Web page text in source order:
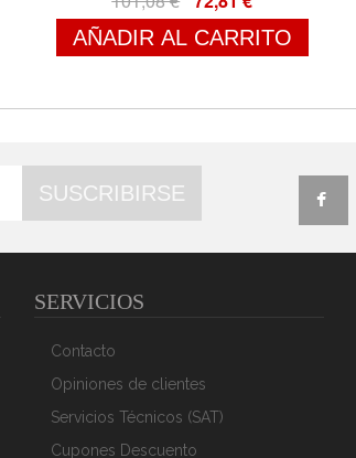
AÑADIR AL CARRITO
SUSCRIBIRSE
SERVICIOS
Contacto
Opiniones de clientes
Servicios Técnicos (SAT)
Cupones Descuento